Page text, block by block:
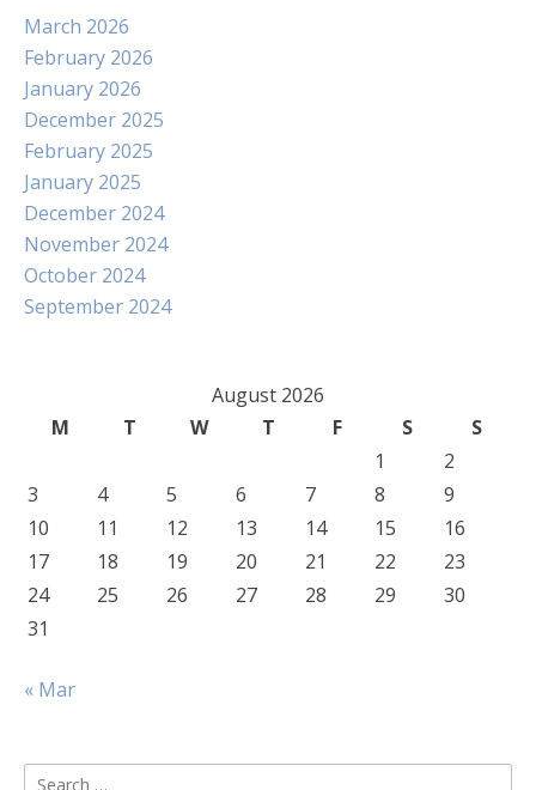
March 2026
February 2026
January 2026
December 2025
February 2025
January 2025
December 2024
November 2024
October 2024
September 2024
August 2026
M
T W T F S
S
1
2
3
4 5 6 7 8
9
10
11 12 13 14 15
16
17
18 19 20 21 22
23
24
25 26 27 28 29
30
31
« Mar
Search